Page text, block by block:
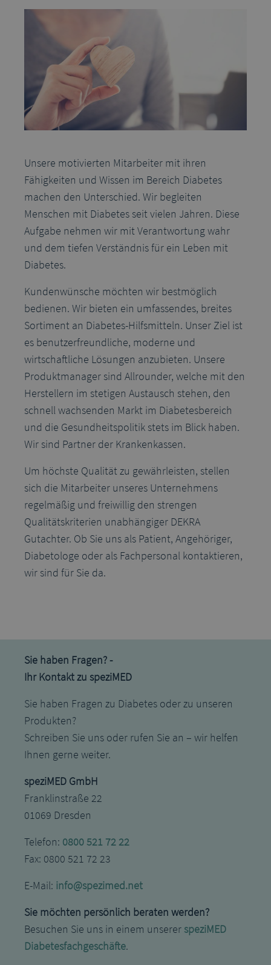
Unsere motivierten Mitarbeiter mit ihren
Fähigkeiten und Wissen im Bereich Diabetes
machen den Unterschied. Wir begleiten
Menschen mit Diabetes seit vielen Jahren. Diese
Aufgabe nehmen wir mit Verantwortung wahr
und dem tiefen Verständnis für ein Leben mit
Diabetes.
Kundenwünsche möchten wir bestmöglich
bedienen. Wir bieten ein umfassendes, breites
Sortiment an Diabetes-Hilfsmitteln. Unser Ziel ist
es benutzerfreundliche, moderne und
wirtschaftliche Lösungen anzubieten. Unsere
Produktmanager sind Allrounder, welche mit den
Herstellern im stetigen Austausch stehen, den
schnell wachsenden Markt im Diabetesbereich
und die Gesundheitspolitik stets im Blick haben.
Wir sind Partner der Krankenkassen.
Um höchste Qualität zu gewährleisten, stellen
sich die Mitarbeiter unseres Unternehmens
regelmäßig und freiwillig den strengen
Qualitätskriterien unabhängiger DEKRA
Gutachter. Ob Sie uns als Patient, Angehöriger,
Diabetologe oder als Fachpersonal kontaktieren,
wir sind für Sie da.
Sie haben Fragen? -
Ihr Kontakt zu speziMED
Sie haben Fragen zu Diabetes oder zu unseren
Produkten?
Schreiben Sie uns oder rufen Sie an – wir helfen
Ihnen gerne weiter.
speziMED GmbH
Franklinstraße 22
01069 Dresden
Telefon: 0800 521 72 22
Fax: 0800 521 72 23
E-Mail: info@spezimed.net
Sie möchten persönlich beraten werden?
Besuchen Sie uns in einem unserer speziMED
Diabetesfachgeschäfte.